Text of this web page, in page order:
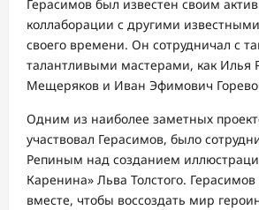
Герасимов был известен своим
коллаборации с другими
своего времени. Он сотрудничал с
талантливыми мастерами, как Илья
Мещеряков и Иван Эфимович
Одним из наиболее заметных
участвовал Герасимов, было
Репиным над созданием
Каренина» Льва Толстого.
вместе, чтобы воссоздать мир